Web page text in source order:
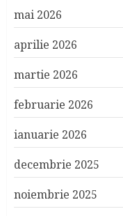
mai 2026
aprilie 2026
martie 2026
februarie 2026
ianuarie 2026
decembrie 2025
noiembrie 2025